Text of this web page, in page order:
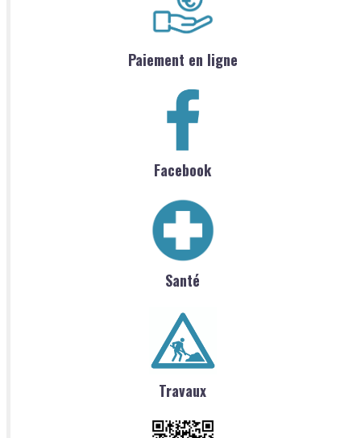
Paiement en ligne
Facebook
Santé
Travaux